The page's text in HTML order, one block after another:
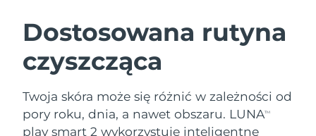
Dostosowana rutyna
czyszcząca
Twoja skóra może się różnić w zależności od
pory roku, dnia, a nawet obszaru. LUNATM
play smart 2 wykorzystuje inteligentne
Oczyszczanie twarzy
LUNA™ 4 zestaw
Lifting twarzy
BEAR™ 2 zestaw
Australia
Austria
Oczekiwany czas dostawy